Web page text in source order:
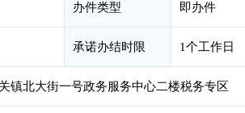
办件类型 即办件
承诺办结时限 1个工作日
镇北大街一号政务服务中心二楼税务专区